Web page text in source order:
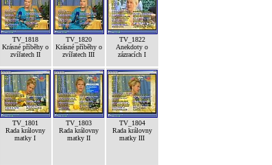
TV_1818
Krásné příběhy o
zvířatech II
TV_1820
Krásné příběhy o
zvířatech III
TV_1822
Anekdoty o
zázracích I
TV_1801
Rada královny
matky I
TV_1803
Rada královny
matky II
TV_1804
Rada královny
matky III